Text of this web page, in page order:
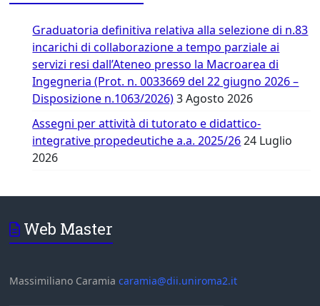
Graduatoria definitiva relativa alla selezione di n.83
incarichi di collaborazione a tempo parziale ai
servizi resi dall’Ateneo presso la Macroarea di
Ingegneria (Prot. n. 0033669 del 22 giugno 2026 –
Disposizione n.1063/2026) 3 Agosto 2026
Assegni per attività di tutorato e didattico-
integrative propedeutiche a.a. 2025/26 24 Luglio
2026
Web Master
Massimiliano Caramiacaramia@dii.uniroma2.it